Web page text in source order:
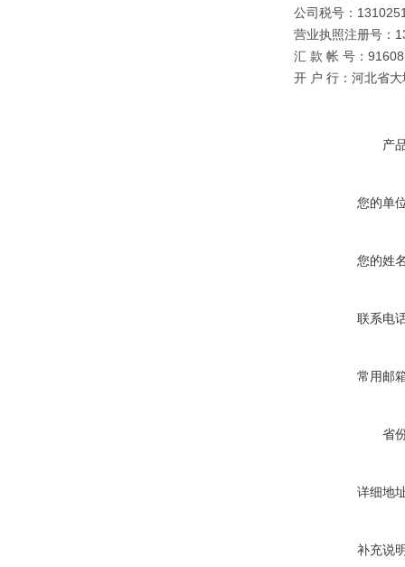
公司税号：
营业执照注册号：
汇 款 帐 号：
开 户 行：河北省
产
您的单
您的姓
联系电
常用邮
省
详细地
补充说